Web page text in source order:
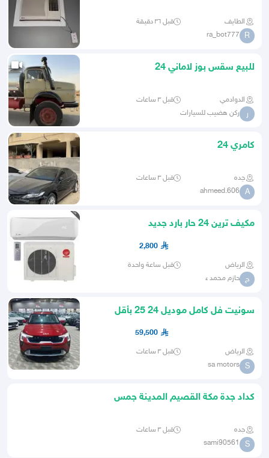
الطايف قبل ٣٦ دقيقة
R
ra_bot777
للبيع سقس بوز لاماني 24
الدوادمي قبل ٣ ساعات
ر ركن هضيب للسيارات
كامري 24
جده قبل ٣ ساعات
A
ahmeed.606
مكيف ترين 24 حار بارد جديد
2,800
الرياض قبل ساعة واحدة
ح حازم محمد ء
سونيت فل كامل موديل 24 25 بأقل
59,500
الرياض قبل ٣ ساعات
S
sa motors
كداد جدة مكة القصيم المدينة جمس
جده قبل ٣ ساعات
S
sami90561